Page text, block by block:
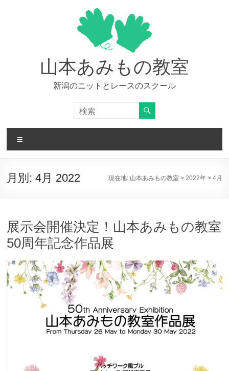
山本あみもの教室
新潟のニットとレースのスクール
ニ
ー
月別:4月 2022 現在地: 山本あみもの教室> 2022年> 4月
展示会開催決定！山本あみもの教室
50周年記念作品展